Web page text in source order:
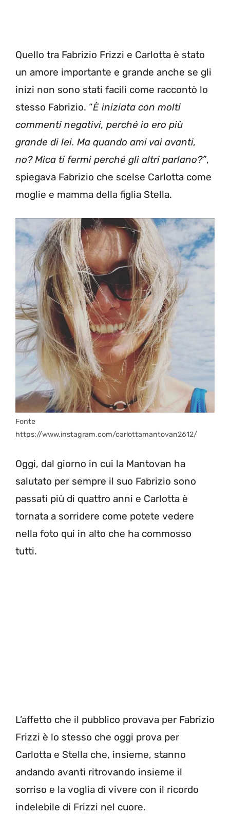
Quello tra Fabrizio Frizzi e Carlotta è stato
un amore importante e grande anche se gli
inizi non sono stati facili come raccontò lo
stesso Fabrizio. “È iniziata con molti
commenti negativi, perché io ero più
grande di lei. Ma quando ami vai avanti,
no? Mica ti fermi perché gli altri parlano?”,
spiegava Fabrizio che scelse Carlotta come
moglie e mamma della figlia Stella.
Fonte
https://www.instagram.com/carlottamantovan2612/
Oggi, dal giorno in cui la Mantovan ha
salutato per sempre il suo Fabrizio sono
passati più di quattro anni e Carlotta è
tornata a sorridere come potete vedere
nella foto qui in alto che ha commosso
tutti.
L’affetto che il pubblico provava per Fabrizio
Frizzi è lo stesso che oggi prova per
Carlotta e Stella che, insieme, stanno
andando avanti ritrovando insieme il
sorriso e la voglia di vivere con il ricordo
indelebile di Frizzi nel cuore.